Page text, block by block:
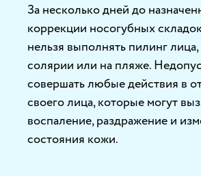
За несколько дней до
коррекции носогубных
нельзя выполнять пилинг лица,
солярии или на пляже.
совершать любые действия в
своего лица, которые могут
воспаление, раздражение и
состояния кожи.